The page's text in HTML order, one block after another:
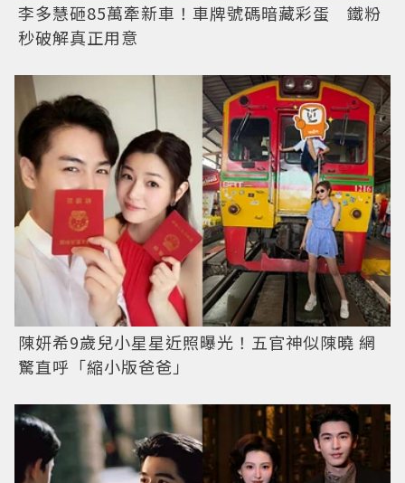
李多慧砸85萬牽新車！車牌號碼暗藏彩蛋 鐵粉
秒破解真正用意
陳妍希9歲兒小星星近照曝光！五官神似陳曉 網
驚直呼「縮小版爸爸」